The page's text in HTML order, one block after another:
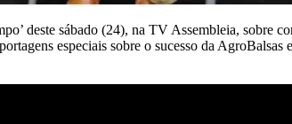
deste sábado (24), na TV Assembleia, sobre
especiais sobre o sucesso da AgroBalsas